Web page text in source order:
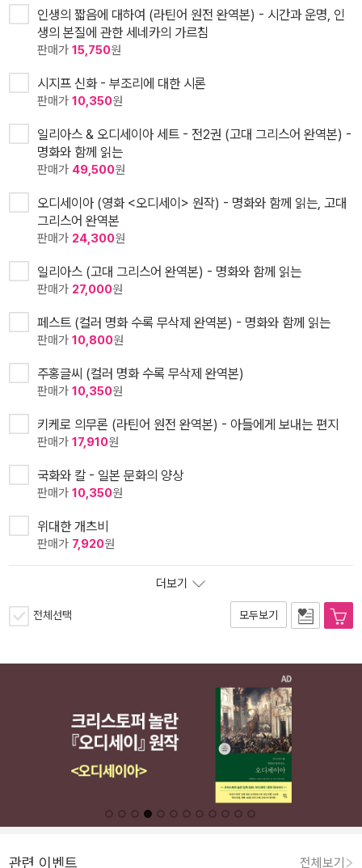
인생의 짧음에 대하여 (라틴어 원전 완역본) - 시간과 운명, 인
생의 본질에 관한 세네카의 가르침
판매가 15,750원
시지프 신화 - 부조리에 대한 시론
판매가 10,350원
일리아스 & 오디세이아 세트 - 전2권 (고대 그리스어 완역본) -
명화와 함께 읽는
판매가 49,500원
오디세이아 (영화 <오디세이> 원작) - 명화와 함께 읽는, 고대
그리스어 완역본
판매가 24,300원
일리아스 (고대 그리스어 완역본) - 명화와 함께 읽는
판매가 27,000원
페스트 (컬러 명화 수록 무삭제 완역본) - 명화와 함께 읽는
판매가 10,800원
주홍글씨 (컬러 명화 수록 무삭제 완역본)
판매가 10,350원
키케로 의무론 (라틴어 원전 완역본) - 아들에게 보내는 편지
판매가 17,910원
국화와 칼 - 일본 문화의 양상
판매가 10,350원
위대한 개츠비
판매가 7,920원
더보기
전체선택 모두보기
관련 이벤트 전체보기